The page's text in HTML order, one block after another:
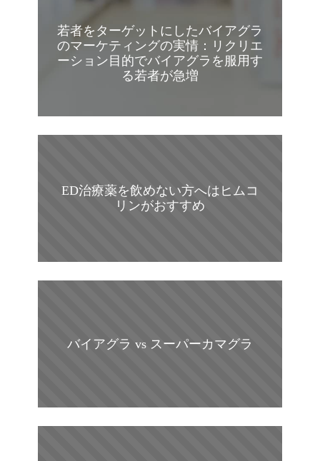
若者をターゲットにしたバイアグラ
のマーケティングの実情：リクリエ
ーション目的でバイアグラを服用す
る若者が急増
ED治療薬を飲めない方へはヒムコ
リンがおすすめ
バイアグラ vs スーパーカマグラ